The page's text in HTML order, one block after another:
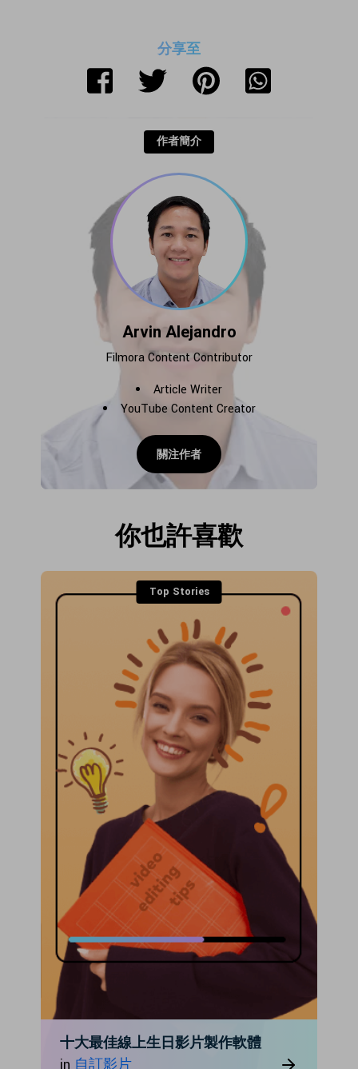
分享至
作者簡介
Arvin Alejandro
Filmora Content Contributor
Article Writer
YouTube Content Creator
關注作者
你也許喜歡
Top Stories
十大最佳線上生日影片製作軟體
in 自訂影片